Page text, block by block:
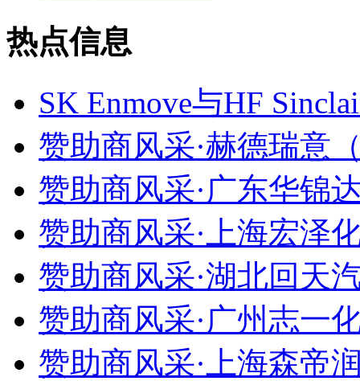
热点信息
SK Enmove与HF
赞助商风采·赫德瑞意
赞助商风采·广东华锦
赞助商风采·上海宏泽
赞助商风采·湖北回天
赞助商风采·广州志一
赞助商风采·上海森帝